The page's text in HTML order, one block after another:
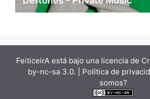
FeiticeirA está bajo una licencia de
by-nc-sa 3.0. | Política de
somos?